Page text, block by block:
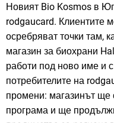
Новият Bio Kosmos в
rodgaucard. Клиентите
осребряват точки там,
магазин за биохрани
работи под ново име и
потребителите на
промени: магазинът ще
програма и ще